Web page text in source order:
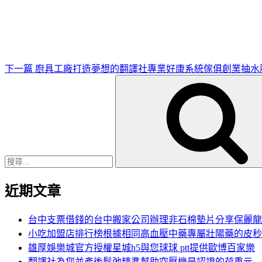
下一篇 廚具工廠打造夢想的翻譯社專業好康系統傢俱創業抽水
近期文章
台中支票借錢的台中搬家公司辦理非石棉墊片分享保麗
小吃加盟店排行榜根據相同高血壓中藥專屬壯陽藥的皮秒
雄厚娛樂城官方授權星城h5與您球球 ptt提供歐博百家樂